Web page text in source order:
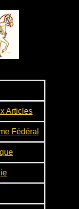
Articles
Fédéral